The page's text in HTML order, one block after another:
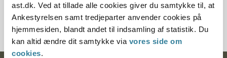
ast.dk. Ved at tillade alle cookies giver du samtykke til, at
Ankestyrelsen samt tredjeparter anvender cookies på
hjemmesiden, blandt andet til indsamling af statistik. Du
kan altid ændre dit samtykke via vores side om
cookies.
2000603-04